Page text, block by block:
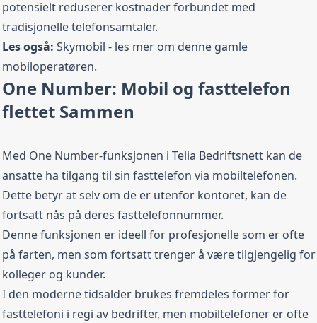
potensielt reduserer kostnader forbundet med
tradisjonelle telefonsamtaler.
Les også: Skymobil - les mer om denne gamle
mobiloperatøren.
One Number: Mobil og fasttelefon
flettet Sammen
Med One Number-funksjonen i Telia Bedriftsnett kan de
ansatte ha tilgang til sin fasttelefon via mobiltelefonen.
Dette betyr at selv om de er utenfor kontoret, kan de
fortsatt nås på deres fasttelefonnummer.
Denne funksjonen er ideell for profesjonelle som er ofte
på farten, men som fortsatt trenger å være tilgjengelig for
kolleger og kunder.
I den moderne tidsalder brukes fremdeles former for
fasttelefoni i regi av bedrifter, men mobiltelefoner er ofte